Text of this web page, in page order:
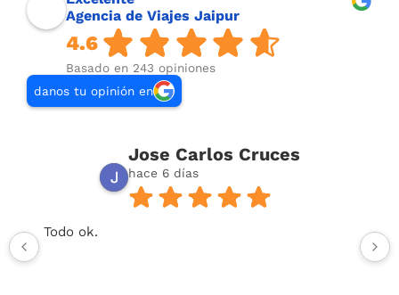
Agencia de Viajes Jaipur
4.6
Basado en 243 opiniones
danos tu opinión en
Jose Carlos Cruces
hace 6 días
Todo ok.